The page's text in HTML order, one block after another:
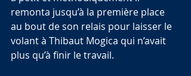
remonta jusqu’à la première place
au bout de son relais pour laisser le
volant à Thibaut Mogica qui n’avait
plus qu’à finir le travail.